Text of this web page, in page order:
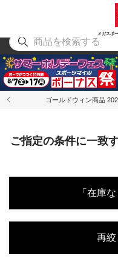
メガスポ
アウトド
ゴールドウィン商品
ご指定の条件に一致
「在庫
再絞